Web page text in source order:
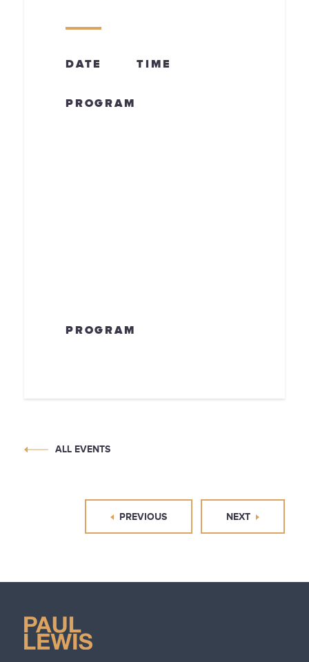
DATE TIME
PROGRAM
PROGRAM
ALL EVENTS
PREVIOUS NEXT